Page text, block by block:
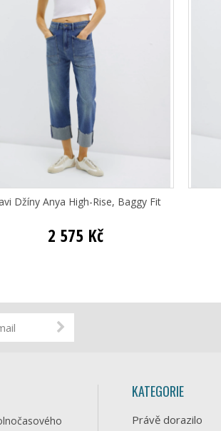
Džíny Anya High-Rise, Baggy Fit
2 575 Kč
KATEGORIE
Právě dorazilo